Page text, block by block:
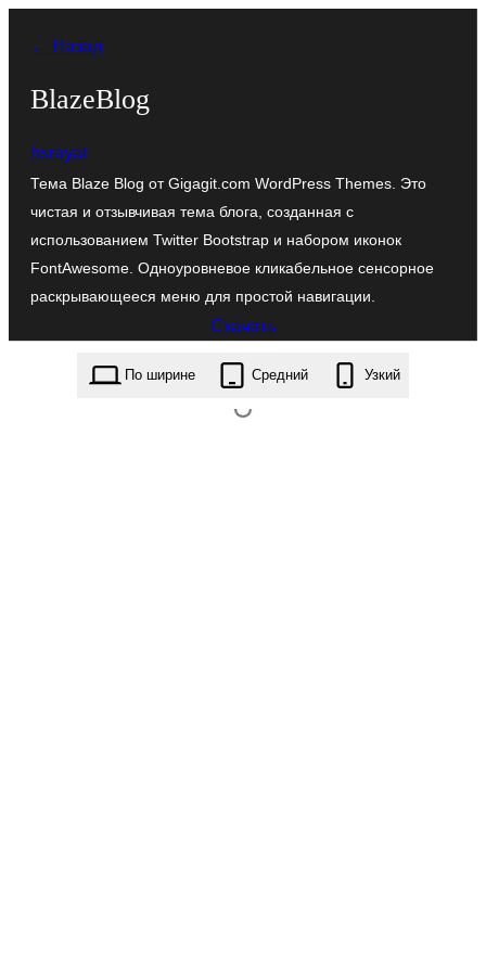
содержимому
← Назад
BlazeBlog
hsrayat
Тема Blaze Blog от Gigagit.com WordPress Themes. Это
чистая и отзывчивая тема блога, созданная с
использованием Twitter Bootstrap и набором иконок
FontAwesome. Одноуровневое кликабельное сенсорное
раскрывающееся меню для простой навигации.
Скачать
blazeblog.1.3.6.zip
По ширине Средний Узкий